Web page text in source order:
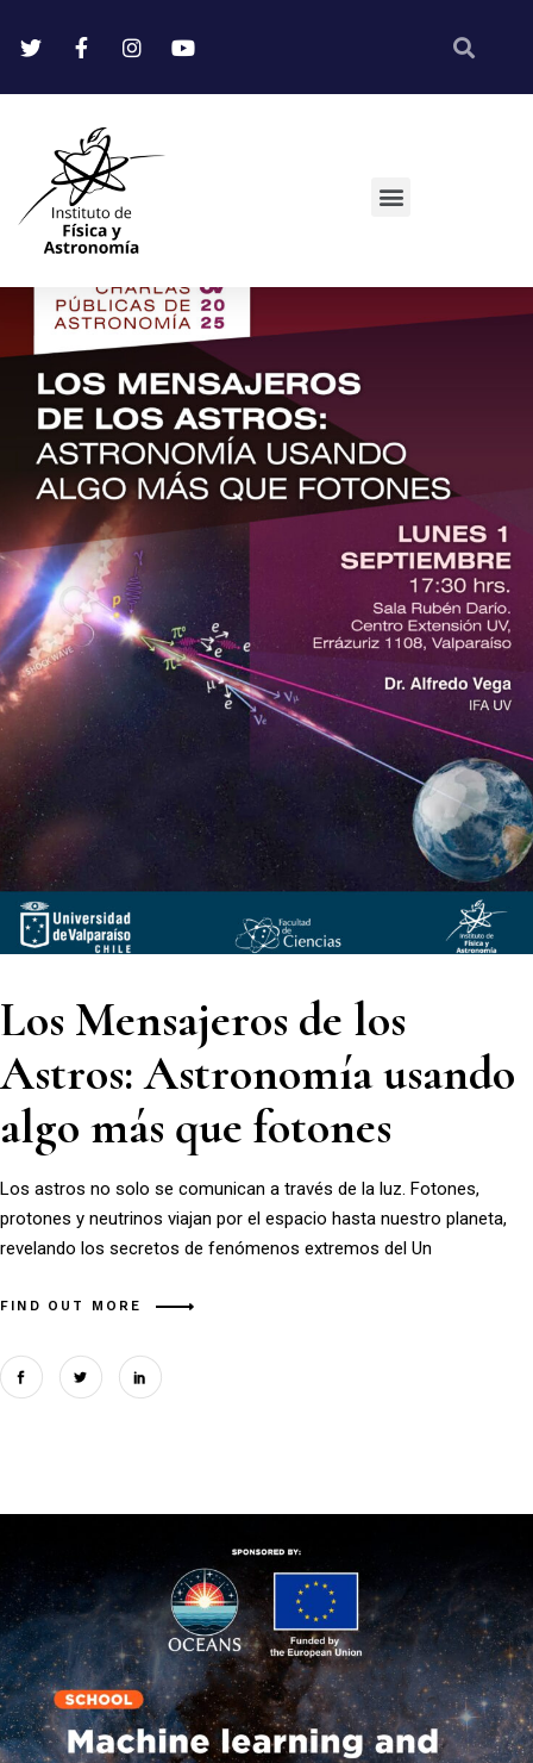
Los Mensajeros de los
Astros: Astronomía usando
algo más que fotones
Los astros no solo se comunican a través de la luz. Fotones,
protones y neutrinos viajan por el espacio hasta nuestro planeta,
revelando los secretos de fenómenos extremos del Un
FIND OUT MORE